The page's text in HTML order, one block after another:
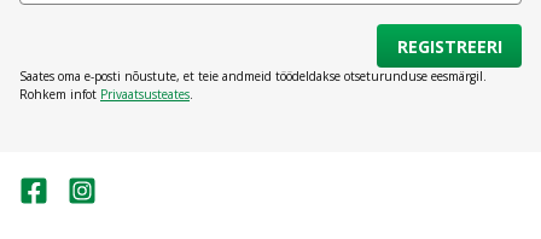
REGISTREERI
Saates oma e-posti nõustute, et teie andmeid töödeldakse otseturunduse eesmärgil.
Rohkem infot Privaatsusteates.